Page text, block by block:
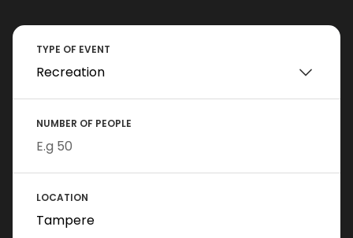
TYPE OF EVENT
NUMBER OF PEOPLE
LOCATION